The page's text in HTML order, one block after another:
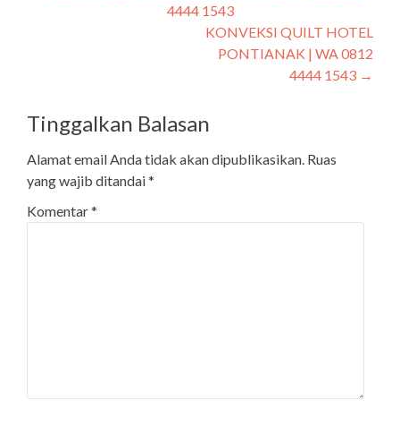
4444 1543
KONVEKSI QUILT HOTEL
PONTIANAK | WA 0812
4444 1543 →
Tinggalkan Balasan
Alamat email Anda tidak akan dipublikasikan. Ruas
yang wajib ditandai*
Komentar*